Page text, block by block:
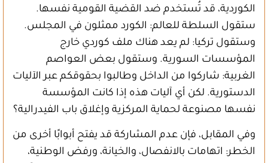
الكوردية، قد تُستخدم ضد القضية القومية نفسها.
ستقول السلطة للعالم: الكورد ممثلون في المجلس.
وستقول تركيا: لم يعد هناك ملف كوردي خارج
المؤسسات السورية. وستقول بعض العواصم
الغربية: شاركوا من الداخل وطالبوا بحقوقكم عبر الآليات
الدستورية. لكن أي آليات هذه إذا كانت المؤسسة
نفسها مصنوعة لحماية المركزية وإغلاق باب الفيدرالية؟
وفي المقابل، فإن عدم المشاركة قد يفتح أبوابًا أخرى من
الخطر: اتهامات بالانفصال، والخيانة، ورفض الوطنية،